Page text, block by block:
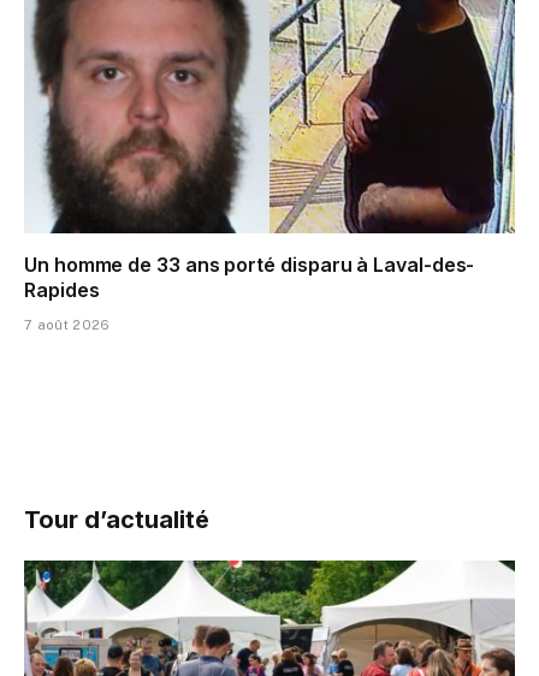
Un homme de 33 ans porté disparu à Laval-des-
Rapides
7 août 2026
Tour d’actualité